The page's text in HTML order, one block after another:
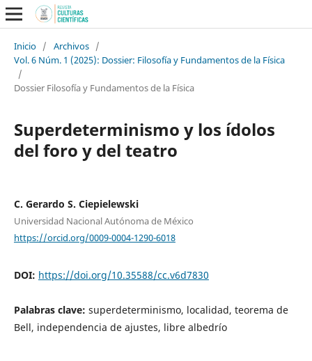
Inicio / Archivos /
Vol. 6 Núm. 1 (2025): Dossier: Filosofía y Fundamentos de la Física
/
Dossier Filosofía y Fundamentos de la Física
Superdeterminismo y los ídolos
del foro y del teatro
C. Gerardo S. Ciepielewski
Universidad Nacional Autónoma de México
https://orcid.org/0009-0004-1290-6018
DOI: https://doi.org/10.35588/cc.v6d7830
Palabras clave: superdeterminismo, localidad, teorema de
Bell, independencia de ajustes, libre albedrío